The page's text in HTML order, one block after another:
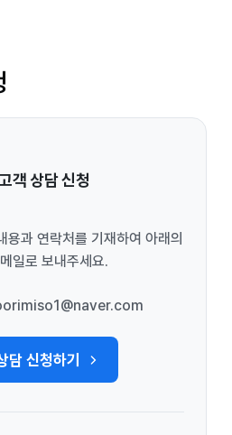
객 상담 신청
용과 연락처를 기재하여 아래의
일로 보내주세요.
담 신청하기